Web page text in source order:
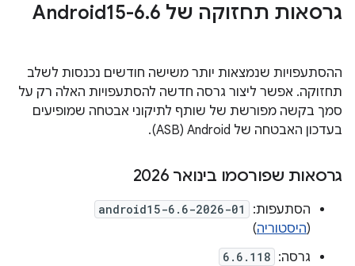
גרסאות תחזוקה של Android15-6 .6
ההסתעפויות שנמצאות יותר משישה חודשים נכנסות לשלב
תחזוקה. אפשר ליצור גרסה חדשה להסתעפויות האלה רק על
סמך בקשה מפורשת של שותף לתיקוני אבטחה שמופיעים
בעדכון האבטחה של Android‏ (ASB).
גרסאות שפורסמו בינואר 2026
הסתעפות: android15-6.6-2026-01
(היסטוריה)
גרסה: 6.6.118